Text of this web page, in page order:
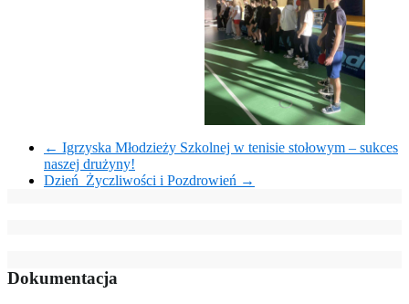
← Igrzyska Młodzieży Szkolnej w tenisie stołowym – sukces
naszej drużyny!
Dzień Życzliwości i Pozdrowień →
Dokumentacja